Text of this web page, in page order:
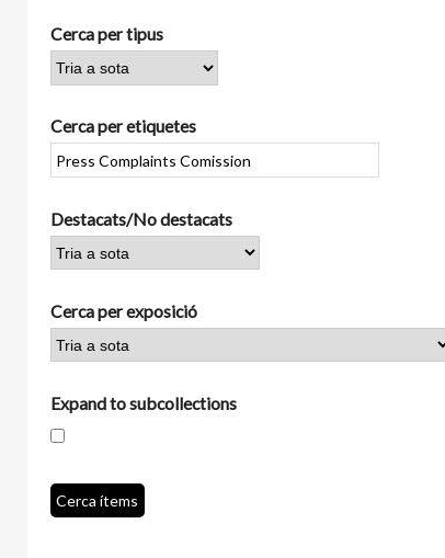
Cerca per tipus
Cerca per etiquetes
Destacats/No destacats
Cerca per exposició
Expand to subcollections